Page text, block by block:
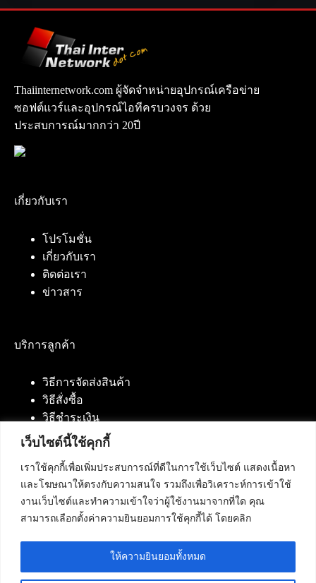
เว็บไซต์นี้ใช้คุกกี้
เราใช้คุกกี้เพื่อเพิ่มประสบการณ์ที่ดีในการใช้เว็บไซต์ แสดงเนื้อหา
และโฆษณาให้ตรงกับความสนใจ รวมถึงเพื่อวิเคราะห์การเข้าใช้
งานเว็บไซต์และทำความเข้าใจว่าผู้ใช้งานมาจากที่ใด คุณ
สามารถเลือกตั้งค่าความยินยอมการใช้คุกกี้ได้ โดยคลิก
ให้ความยินยอมทั้งหมด
Thaiinternetwork.com ผู้จัดจำหน่ายอุปกรณ์เครือข่าย
ซอฟต์แวร์และอุปกรณ์ไอทีครบวงจร ด้วย
ประสบการณ์มากกว่า 20ปี
เกี่ยวกับเรา
โปรโมชั่น
เกี่ยวกับเรา
ติดต่อเรา
ข่าวสาร
บริการลูกค้า
วิธีการจัดส่งสินค้า
วิธีสั่งซื้อ
วิธีชำระเงิน
ติดต่อเรา
บริษัท เน็ทฟิวชั่น คอมมิวนิเคชั่น จำกัด 420/94 ถนน
นัมเบอร์วัน-ราม 2 แขวงดอกไม้, เขตประเวศ
กรุงเทพมหานคร 10250
โทรศัพท์ :084-553-4055,086-309-5259,